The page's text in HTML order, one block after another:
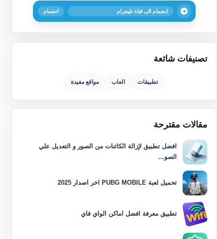
تصنيفات شائعة
تطبيقات العاب مواقع مفيدة
مقالات مقترحة
افضل تطبيق لإزالة الكائنات من الصور و التعديل علي
الصو...
تحميل لعبة PUBG MOBILE اخر اصدار 2025
تطبيق معرفة افضل اماكن الواي فاي
انضمام الى قناة تليجرام انضمام